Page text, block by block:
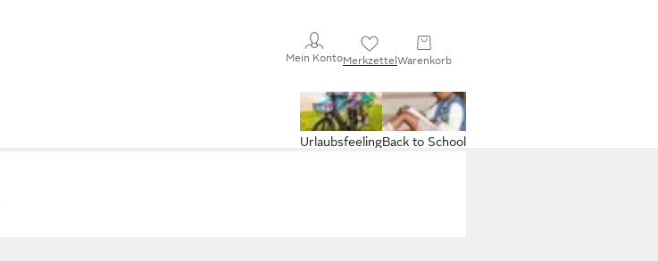
Mein KontoMerkzettelWarenkorb
Back to School
Urlaubsfeeling